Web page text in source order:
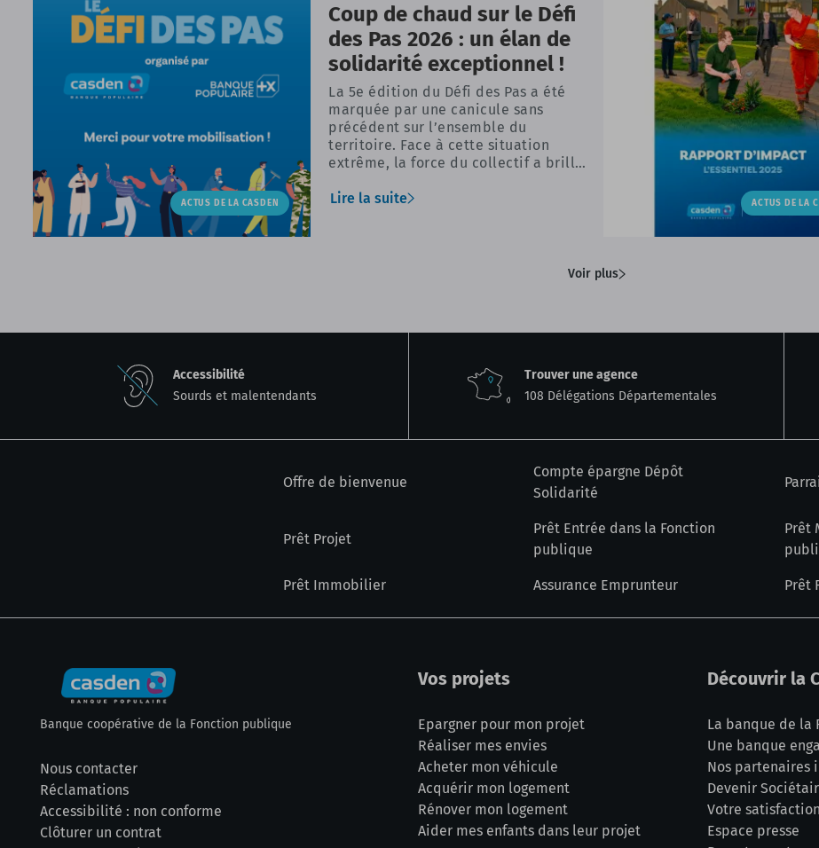
ACTUS DE LA CASDEN
Coup de chaud sur le Défi
des Pas 2026 : un élan de
solidarité exceptionnel !
La 5e édition du Défi des Pas a été
marquée par une canicule sans
précédent sur l’ensemble du
territoire. Face à cette situation
extrême, la force du collectif a brillé
tiennent à remercier tous les
Lire la suite ACTUS DE LA
Voir plus
Accessibilité
Sourds et malentendants
Trouver une agence
108 Délégations Départementales
Offre de bienvenue
Compte épargne Dépôt
Solidarité
Prêt Projet
Prêt Entrée dans la Fonction
publique
Prêt
Prêt Immobilier Assurance Emprunteur Prêt
Banque coopérative de la Fonction publique
Nous contacter
Réclamations
Accessibilité : non conforme
Clôturer un contrat
Vos projets
Epargner pour mon projet
Réaliser mes envies
Acheter mon véhicule
Acquérir mon logement
Rénover mon logement
Aider mes enfants dans leur projet
Découvrir la
La banque de la
Une banque
Nos partenaires
Devenir
Votre satisfaction
Espace presse